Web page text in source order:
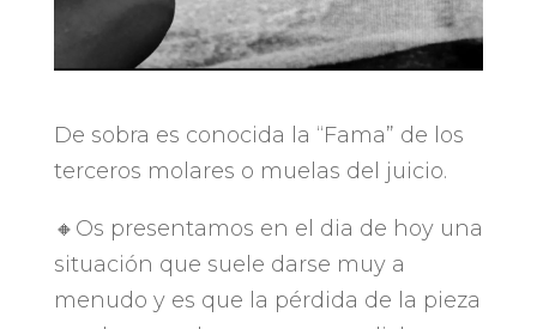
De sobra es conocida la “Fama” de los
terceros molares o muelas del juicio.
🔸Os presentamos en el dia de hoy una
situación que suele darse muy a
menudo y es que la pérdida de la pieza